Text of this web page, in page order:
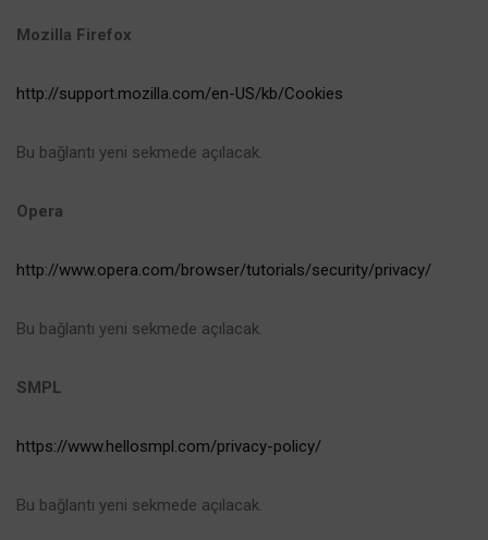
Mozilla Firefox
http://support.mozilla.com/en-US/kb/Cookies
Bu bağlantı yeni sekmede açılacak.
Opera
http://www.opera.com/browser/tutorials/security/privacy/
Bu bağlantı yeni sekmede açılacak.
SMPL
https://www.hellosmpl.com/privacy-policy/
Bu bağlantı yeni sekmede açılacak.